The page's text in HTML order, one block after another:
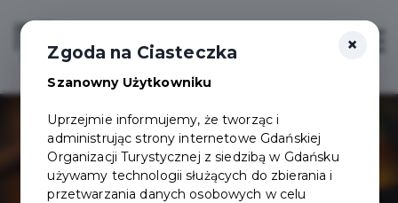
Login/Rejestracja ×
Zgoda na Ciasteczka
Szanowny Użytkowniku
Uprzejmie informujemy, że tworząc i
administrując strony internetowe Gdańskiej
Organizacji Turystycznej z siedzibą w Gdańsku
używamy technologii służących do zbierania i
przetwarzania danych osobowych w celu